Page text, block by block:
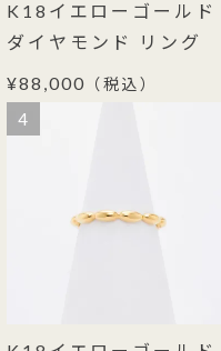
K18イエローゴールド
ダイヤモンド リング
¥88,000 （税込）
4